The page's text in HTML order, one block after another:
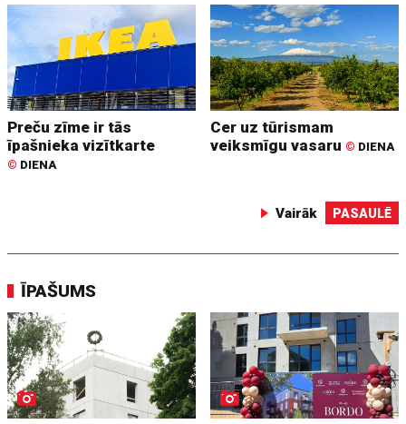
Preču zīme ir tās
īpašnieka vizītkarte
© DIENA
Cer uz tūrismam
veiksmīgu vasaru © DIENA
Vairāk PASAULĒ
ĪPAŠUMS